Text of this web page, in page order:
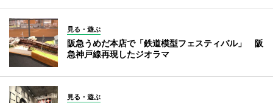
見る・遊ぶ
阪急うめだ本店で「鉄道模型フェスティバル」 阪
急神戸線再現したジオラマ
見る・遊ぶ